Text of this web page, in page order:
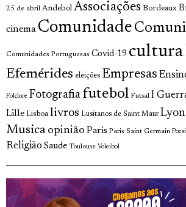
25 de abril Andebol Associações Bordeaux
cinema Comunidade
Comunidades Portuguesas Covid-19 cultura
Efemérides eleições Empresas
Folclore Fotografia futebol Futsal I
Lille Lisboa livros Lusitanos de Saint Maur Lyon
Musica opinião Paris Paris Saint Germain
Religião Saude Toulouse Voleibol